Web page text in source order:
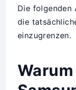
Die folgenden
die
einzugrenzen.